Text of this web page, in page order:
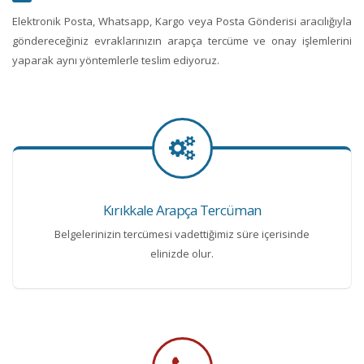
Elektronik Posta, Whatsapp, Kargo veya Posta Gönderisi aracılığıyla
göndereceğiniz evraklarınızın arapça tercüme ve onay işlemlerini
yaparak aynı yöntemlerle teslim ediyoruz.
Kırıkkale Arapça Tercüman
Belgelerinizin tercümesi vadettiğimiz süre içerisinde
elinizde olur.